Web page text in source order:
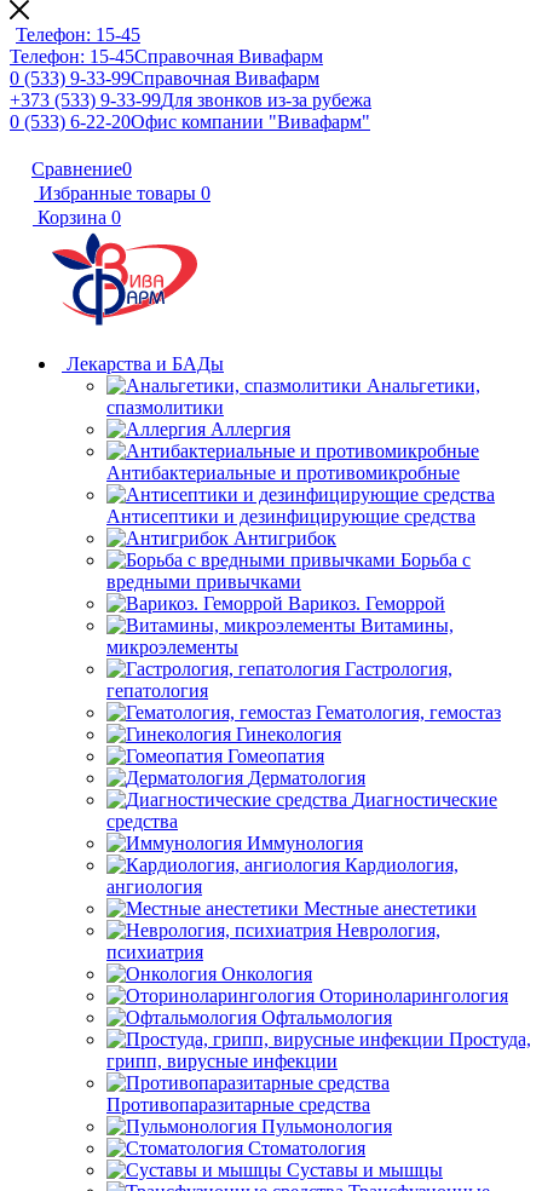
Телефон: 15-45
Телефон: 15-45Справочная Вивафарм
0 (533) 9-33-99Справочная Вивафарм
+373 (533) 9-33-99Для звонков из-за рубежа
0 (533) 6-22-20Офис компании "Вивафарм"
Сравнение0
Избранные товары 0
Корзина 0
Лекарства и БАДы
Анальгетики,
спазмолитики
Аллергия
Антибактериальные и противомикробные
Антисептики и дезинфицирующие средства
Антигрибок
Борьба с
вредными привычками
Варикоз. Геморрой
Витамины,
микроэлементы
Гастрология,
гепатология
Гематология, гемостаз
Гинекология
Гомеопатия
Дерматология
Диагностические
средства
Иммунология
Кардиология,
ангиология
Местные анестетики
Неврология,
психиатрия
Онкология
Оториноларингология
Офтальмология
Простуда,
грипп, вирусные инфекции
Противопаразитарные средства
Пульмонология
Стоматология
Суставы и мышцы